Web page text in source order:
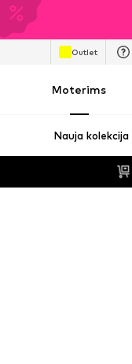
Outlet
Moterims
Nauja kolekcija